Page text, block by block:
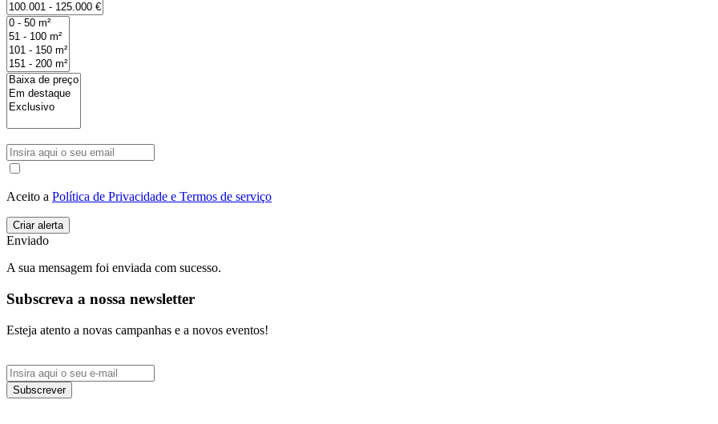
Aceito a Política de Privacidade e Termos de serviço
Enviado
A sua mensagem foi enviada com sucesso.
Subscreva a nossa newsletter
Esteja atento a novas campanhas e a novos eventos!